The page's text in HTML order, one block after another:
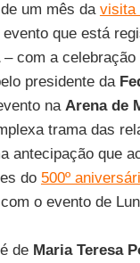
um mês da visita
que está
– com a celebração
presidente da
na Arena de
trama das
antecipação que
do 500º
o evento de
de Maria Teresa